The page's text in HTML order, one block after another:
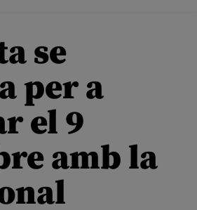
se
per a
el 9
amb la